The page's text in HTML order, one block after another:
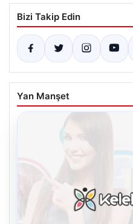
Bizi Takip Edin
Yan Manşet